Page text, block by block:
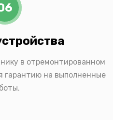
в отремонтированном
гарантию на выполненные